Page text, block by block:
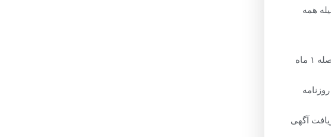
همه
اعلام ختم تصفیه را به چه صورتی به ثبت شرکت‌ها اعلام کنیم بر اساس قانون مدیران تصفیه موظف‌اند در فاصله ۱ ماه
آگهی